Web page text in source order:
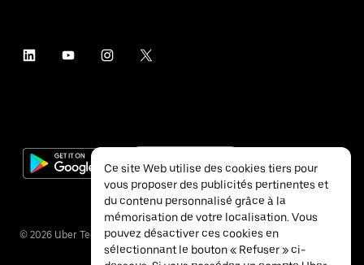
© 2026 Uber Technologies Inc.
Ce site Web utilise des cookies tiers pour
vous proposer des publicités pertinentes et
du contenu personnalisé grâce à la
mémorisation de votre localisation. Vous
pouvez désactiver ces cookies en
sélectionnant le bouton « Refuser » ci-